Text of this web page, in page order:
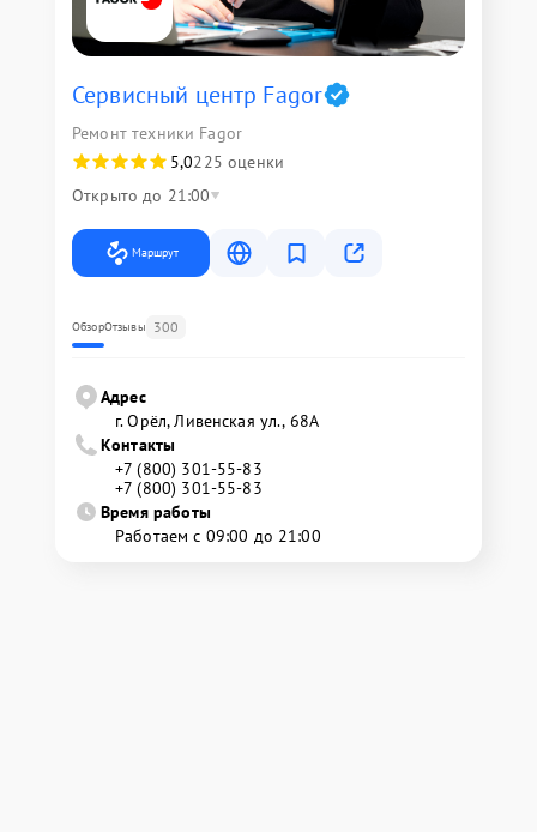
Сервисный центр Fagor
Ремонт техники Fagor
5,0225 оценки
Открыто до 21:00
Маршрут
ОбзорОтзывы 300
Адрес
г. Орёл, Ливенская ул., 68А
Контакты
+7 (800) 301-55-83
+7 (800) 301-55-83
Время работы
Работаем с 09:00 до 21:00